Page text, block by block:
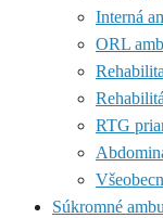
Interná
ORL
RTG
Súkromné